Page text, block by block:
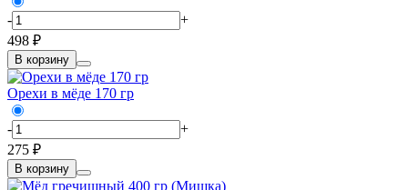
-
+
498 ₽
В корзину
Орехи в мёде 170 гр
-
+
275 ₽
В корзину